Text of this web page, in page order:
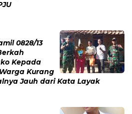
0828/13
Kepada
Kurang
Jauh dari Kata Layak